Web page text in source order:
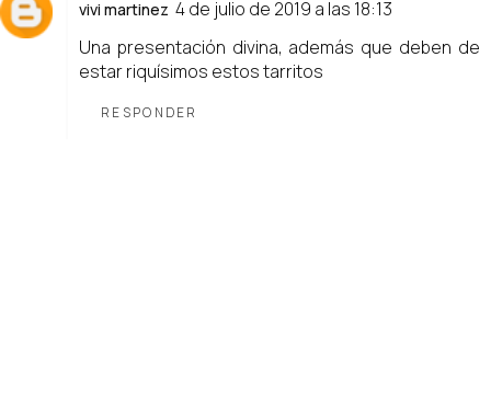
vivi martinez 4 de julio de 2019 a las 18:13
Una presentación divina, además que deben de
estar riquísimos estos tarritos
RESPONDER